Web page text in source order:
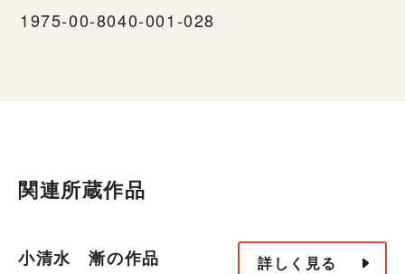
1975-00-8040-001-028
関連所蔵作品
小清水 漸の作品 詳しく見る